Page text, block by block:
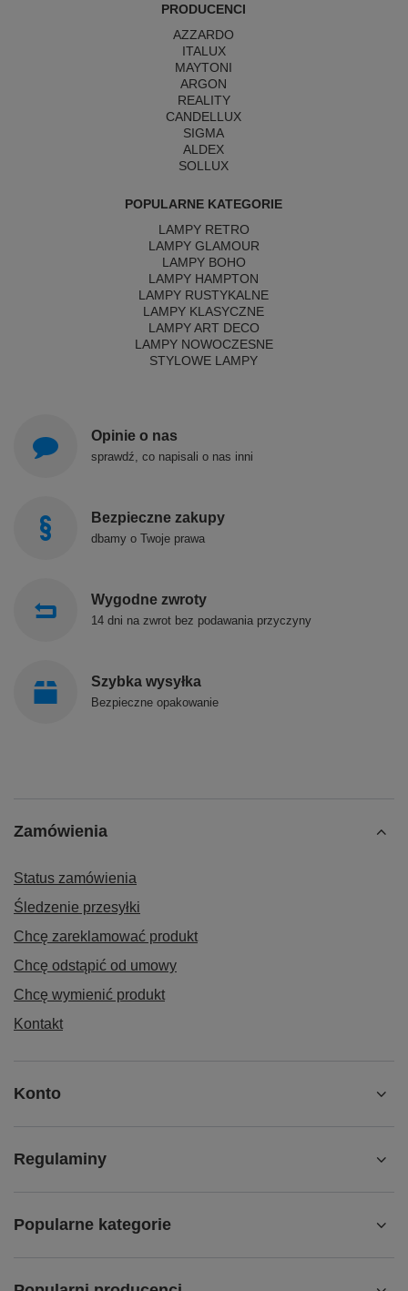
PRODUCENCI
AZZARDO
ITALUX
MAYTONI
ARGON
REALITY
CANDELLUX
SIGMA
ALDEX
SOLLUX
POPULARNE KATEGORIE
LAMPY RETRO
LAMPY GLAMOUR
LAMPY BOHO
LAMPY HAMPTON
LAMPY RUSTYKALNE
LAMPY KLASYCZNE
LAMPY ART DECO
LAMPY NOWOCZESNE
STYLOWE LAMPY
Opinie o nas
sprawdź, co napisali o nas inni
Bezpieczne zakupy
dbamy o Twoje prawa
Wygodne zwroty
14 dni na zwrot bez podawania przyczyny
Szybka wysyłka
Bezpieczne opakowanie
Zamówienia
Status zamówienia
Śledzenie przesyłki
Chcę zareklamować produkt
Chcę odstąpić od umowy
Chcę wymienić produkt
Kontakt
Konto
Regulaminy
Popularne kategorie